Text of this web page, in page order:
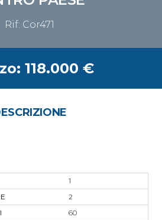
Rif: Cor471
118.000 €
1
2
60